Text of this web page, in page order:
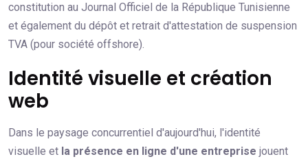
constitution au Journal Officiel de la République Tunisienne
et également du dépôt et retrait d'attestation de suspension
TVA (pour société offshore).
Identité visuelle et création
web
Dans le paysage concurrentiel d'aujourd'hui, l'identité
visuelle et la présence en ligne d'une entreprise jouent